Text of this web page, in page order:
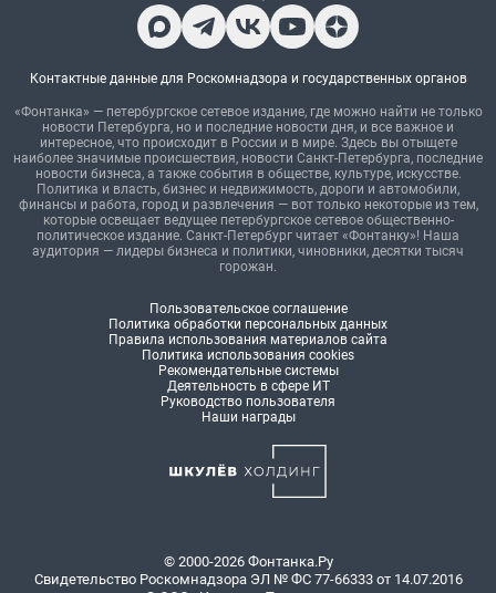
Контактные данные для Роскомнадзора и государственных органов
«Фонтанка» — петербургское сетевое издание, где можно найти не только
новости Петербурга, но и последние новости дня, и все важное и
интересное, что происходит в России и в мире. Здесь вы отыщете
наиболее значимые происшествия, новости Санкт-Петербурга, последние
новости бизнеса, а также события в обществе, культуре, искусстве.
Политика и власть, бизнес и недвижимость, дороги и автомобили,
финансы и работа, город и развлечения — вот только некоторые из тем,
которые освещает ведущее петербургское сетевое общественно-
политическое издание. Санкт-Петербург читает «Фонтанку»! Наша
аудитория — лидеры бизнеса и политики, чиновники, десятки тысяч
горожан.
Пользовательское соглашение
Политика обработки персональных данных
Правила использования материалов сайта
Политика использования cookies
Рекомендательные системы
Деятельность в сфере ИТ
Руководство пользователя
Наши награды
© 2000-2026 Фонтанка.Ру
Свидетельство Роскомнадзора ЭЛ № ФС 77-66333 от 14.07.2016